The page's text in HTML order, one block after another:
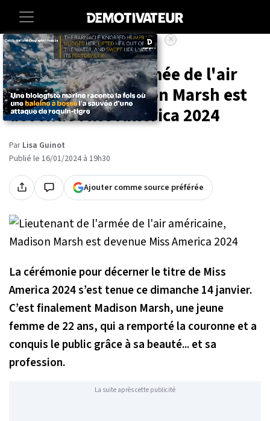
Accueil Societe
Lieutenant de l'armée de l'air
américaine, Madison Marsh est
devenue Miss America 2024
Par Lisa Guinot
Publié le 16/01/2024 à 19h30
Ajouter comme source préférée
La cérémonie pour décerner le titre de Miss
America 2024 s’est tenue ce dimanche 14 janvier.
C’est finalement Madison Marsh, une jeune
femme de 22 ans, qui a remporté la couronne et a
conquis le public grâce à sa beauté... et sa
profession.
La suite après cette publicité
×